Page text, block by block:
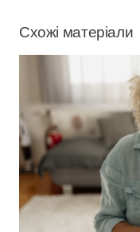
Схожі матеріали